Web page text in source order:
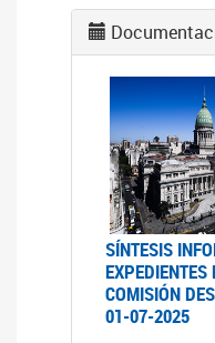
SÍNTESIS
EXPEDIENTES
COMISIÓN
01-07-2025